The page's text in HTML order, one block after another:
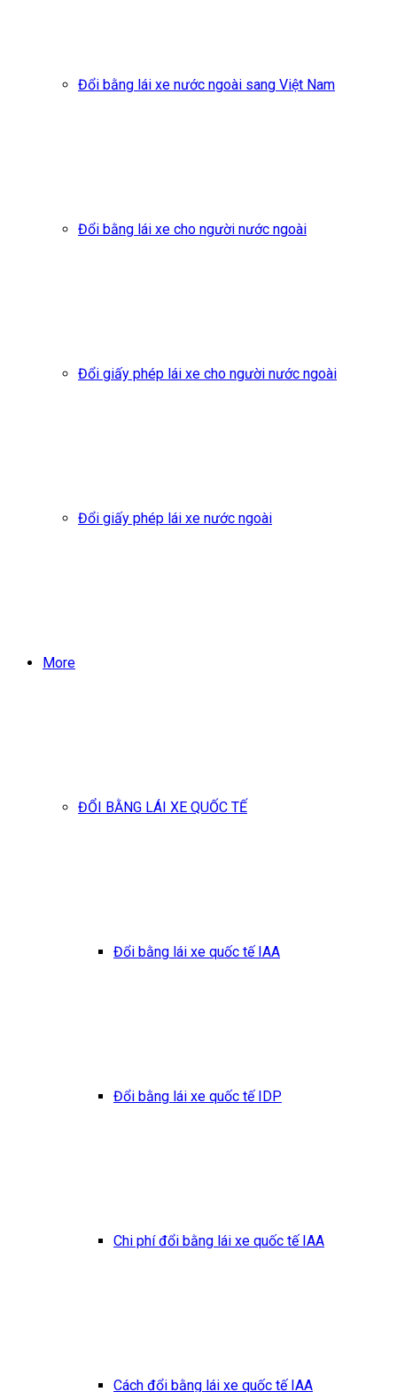
Đổi bằng lái xe nước ngoài sang Việt Nam
Đổi bằng lái xe cho người nước ngoài
Đổi giấy phép lái xe cho người nước ngoài
Đổi giấy phép lái xe nước ngoài
More
ĐỔI BẰNG LÁI XE QUỐC TẾ
Đổi bằng lái xe quốc tế IAA
Đổi bằng lái xe quốc tế IDP
Chi phí đổi bằng lái xe quốc tế IAA
Cách đổi bằng lái xe quốc tế IAA